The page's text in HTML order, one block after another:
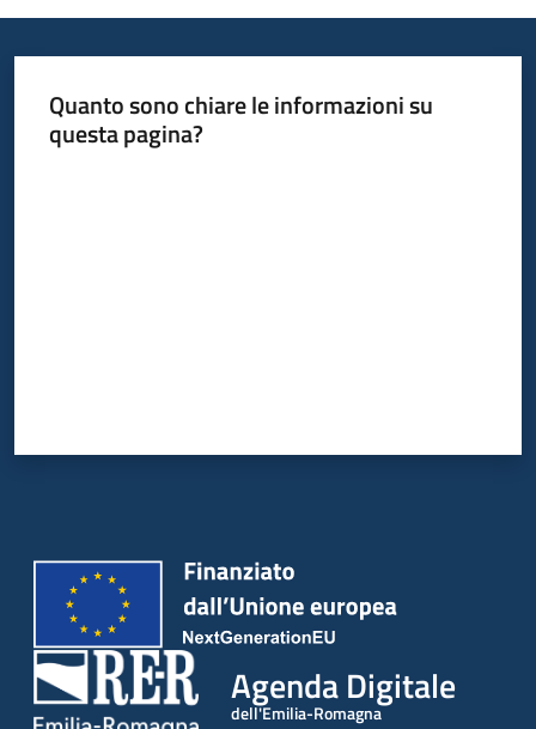
Quanto sono chiare le informazioni su
questa pagina?
Agenda Digitale
dell'Emilia-Romagna